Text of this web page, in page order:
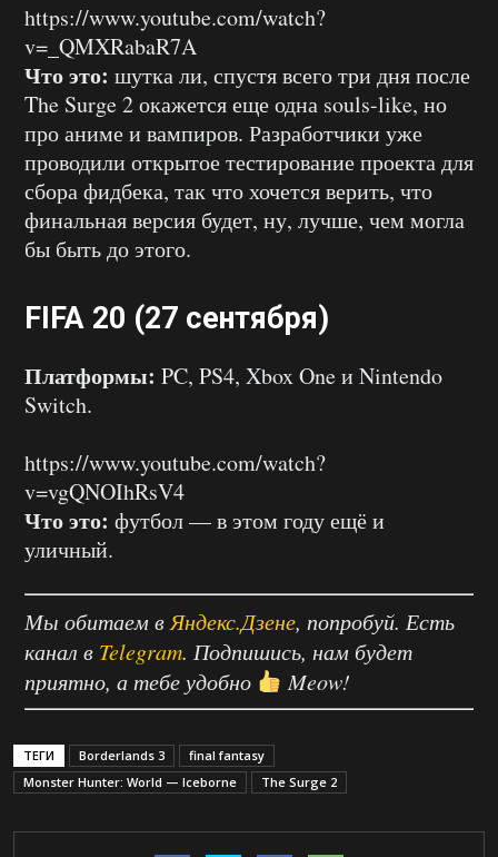
https://www.youtube.com/watch?
v=_QMXRabaR7A
Что это: шутка ли, спустя всего три дня после
The Surge 2 окажется еще одна souls-like, но
про аниме и вампиров. Разработчики уже
проводили открытое тестирование проекта для
сбора фидбека, так что хочется верить, что
финальная версия будет, ну, лучше, чем могла
бы быть до этого.
FIFA 20 (27 сентября)
Платформы: PC, PS4, Xbox One и Nintendo
Switch.
https://www.youtube.com/watch?
v=vgQNOIhRsV4
Что это: футбол — в этом году ещё и
уличный.
Мы обитаем в Яндекс.Дзене, попробуй. Есть
канал в Telegram. Подпишись, нам будет
приятно, а тебе удобно
Meow!
ТЕГИ Borderlands 3
final fantasy
Monster Hunter: World — Iceborne
The Surge 2